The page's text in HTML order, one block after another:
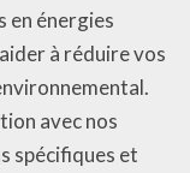
en énergies
à réduire vos
avec nos
spécifiques et